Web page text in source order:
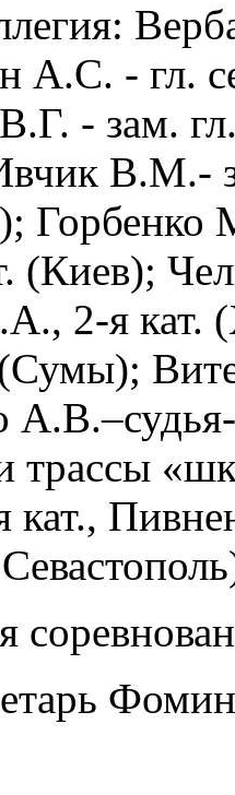
- гл.
- зам.
В.М.-
(Киев);
2-я
(Сумы);
трассы